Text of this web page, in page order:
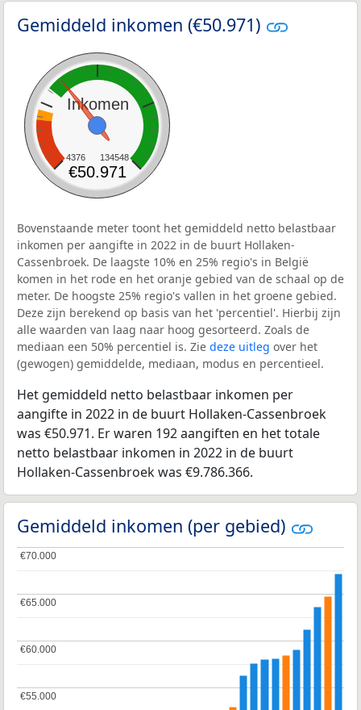
Gemiddeld inkomen (€50.971)
Inkomen
4376 134548
€50.971
Bovenstaande meter toont het gemiddeld netto belastbaar
inkomen per aangifte in 2022 in de buurt Hollaken-
Cassenbroek. De laagste 10% en 25% regio's in België
komen in het rode en het oranje gebied van de schaal op de
meter. De hoogste 25% regio's vallen in het groene gebied.
Deze zijn berekend op basis van het 'percentiel'. Hierbij zijn
alle waarden van laag naar hoog gesorteerd. Zoals de
mediaan een 50% percentiel is. Zie deze uitleg over het
(gewogen) gemiddelde, mediaan, modus en percentieel.
Het gemiddeld netto belastbaar inkomen per
aangifte in 2022 in de buurt Hollaken-Cassenbroek
was €50.971. Er waren 192 aangiften en het totale
netto belastbaar inkomen in 2022 in de buurt
Hollaken-Cassenbroek was €9.786.366.
Gemiddeld inkomen (per gebied)
€55.000
€55.000
€60.000
€60.000
€65.000
€65.000
€70.000
€70.000